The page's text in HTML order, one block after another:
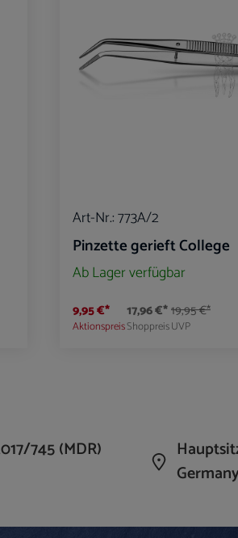
Art-Nr.:773A/2
Pinzette gerieft College
Ab Lager verfügbar
9,95 €*
Aktionspreis
17,96 €*
Shoppreis
19,95 €*
UVP
745 (MDR)